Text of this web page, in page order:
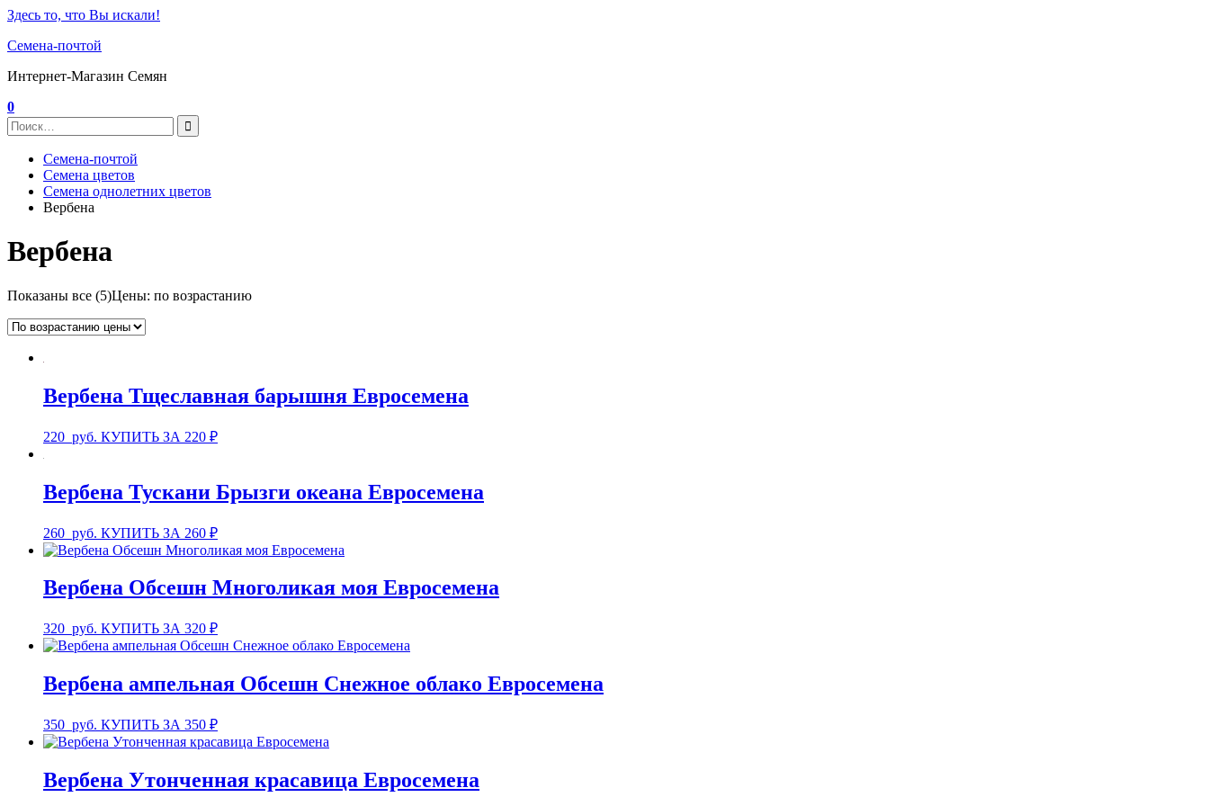
Здесь то, что Вы искали!
Семена-почтой
Интернет-Магазин Семян
0
Семена-почтой
Семена цветов
Семена однолетних цветов
Вербена
Вербена
Показаны все (5)Цены: по возрастанию
Вербена Тщеславная барышня Евросемена
220 руб. КУПИТЬ ЗА 220 ₽
Вербена Тускани Брызги океана Евросемена
260 руб. КУПИТЬ ЗА 260 ₽
Вербена Обсешн Многоликая моя Евросемена
320 руб. КУПИТЬ ЗА 320 ₽
Вербена ампельная Обсешн Снежное облако Евросемена
350 руб. КУПИТЬ ЗА 350 ₽
Вербена Утонченная красавица Евросемена